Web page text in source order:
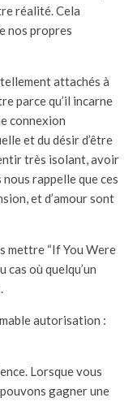
réalité. Cela
nos propres
attachés à
parce qu’il incarne
connexion
et du désir d’être
très isolant, avoir
rappelle que ces
et d’amour sont
mettre “If You Were
où quelqu’un
autorisation :
Lorsque vous
gagner une